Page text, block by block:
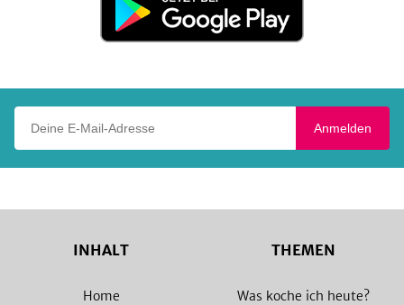
Google
Anmelden
INHALT
Home
THEMEN
Was koche ich heute?